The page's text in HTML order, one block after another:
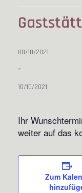
08/10/2021
-
10/10/2021
Ihr
weiter auf das
Zum